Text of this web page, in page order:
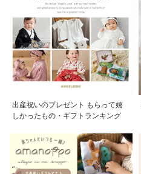
出産祝いのプレゼント もらって嬉
しかったもの・ギフトランキング